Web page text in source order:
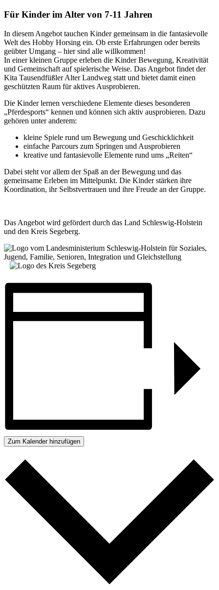
Für Kinder im Alter von 7-11 Jahren
In diesem Angebot tauchen Kinder gemeinsam in die fantasievolle
Welt des Hobby Horsing ein. Ob erste Erfahrungen oder bereits
geübter Umgang – hier sind alle willkommen!
In einer kleinen Gruppe erleben die Kinder Bewegung, Kreativität
und Gemeinschaft auf spielerische Weise. Das Angebot findet der
Kita Tausendfüßler Alter Landweg statt und bietet damit einen
geschützten Raum für aktives Ausprobieren.
Die Kinder lernen verschiedene Elemente dieses besonderen
„Pferdesports“ kennen und können sich aktiv ausprobieren. Dazu
gehören unter anderem:
kleine Spiele rund um Bewegung und Geschicklichkeit
einfache Parcours zum Springen und Ausprobieren
kreative und fantasievolle Elemente rund ums „Reiten“
Dabei steht vor allem der Spaß an der Bewegung und das
gemeinsame Erleben im Mittelpunkt. Die Kinder stärken ihre
Koordination, ihr Selbstvertrauen und ihre Freude an der Gruppe.
Das Angebot wird gefördert durch das Land Schleswig-Holstein
und den Kreis Segeberg.
Zum Kalender hinzufügen